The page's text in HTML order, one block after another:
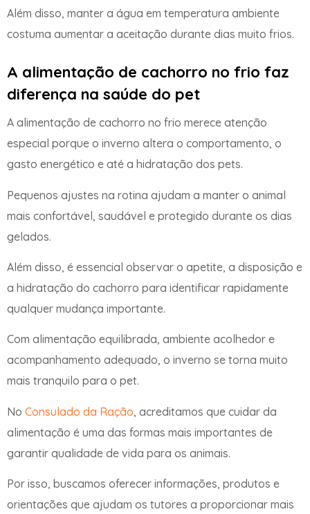
Além disso, manter a água em temperatura ambiente
costuma aumentar a aceitação durante dias muito frios.
A alimentação de cachorro no frio faz
diferença na saúde do pet
A alimentação de cachorro no frio merece atenção
especial porque o inverno altera o comportamento, o
gasto energético e até a hidratação dos pets.
Pequenos ajustes na rotina ajudam a manter o animal
mais confortável, saudável e protegido durante os dias
gelados.
Além disso, é essencial observar o apetite, a disposição e
a hidratação do cachorro para identificar rapidamente
qualquer mudança importante.
Com alimentação equilibrada, ambiente acolhedor e
acompanhamento adequado, o inverno se torna muito
mais tranquilo para o pet.
No Consulado da Ração, acreditamos que cuidar da
alimentação é uma das formas mais importantes de
garantir qualidade de vida para os animais.
Por isso, buscamos oferecer informações, produtos e
orientações que ajudam os tutores a proporcionar mais